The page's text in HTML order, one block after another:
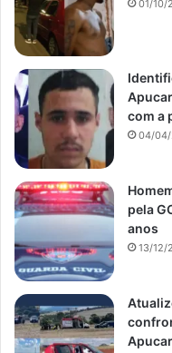
01/10/
com a
04/
pela
anos
13/12/